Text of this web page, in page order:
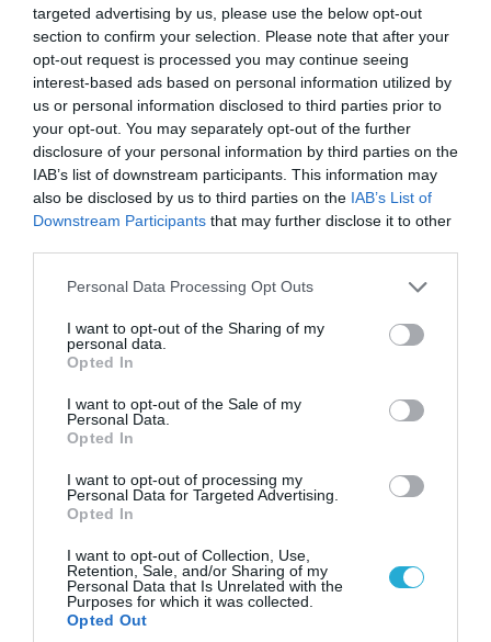
targeted advertising by us, please use the below opt-out
section to confirm your selection. Please note that after your
opt-out request is processed you may continue seeing
interest-based ads based on personal information utilized by
us or personal information disclosed to third parties prior to
your opt-out. You may separately opt-out of the further
disclosure of your personal information by third parties on the
IAB’s list of downstream participants. This information may
also be disclosed by us to third parties on the IAB’s List of
Downstream Participants that may further disclose it to other
Please note that this website/app uses one or more Google
not limited to your visit or usage behaviour. You may click to
grant or deny consent to Google and its third-party tags to
use your data for below specified purposes in below Google
consent section.
Personal Data Processing Opt Outs
I want to opt-out of the Sharing of my
personal data.
Opted In
I want to opt-out of the Sale of my
Personal Data.
Opted In
I want to opt-out of processing my
Personal Data for Targeted Advertising.
Opted In
I want to opt-out of Collection, Use,
Retention, Sale, and/or Sharing of my
Personal Data that Is Unrelated with the
Purposes for which it was collected.
Opted Out
08.08.2026 | 14:02
«Φώτισε» το Κίεβο μετά από χτύπημα με
υπερηχητικό 3M22 Zircon: Σοκαρισμένος
Ουκρανός κατέγραψε τη στιγμή (βίντεο)
08.08.2026 | 09:02
«Η απόλυτη τραγωδία»: Η «αιχμηρή» ανάρτηση
του Αρκά για τα τατουάζ (φωτο)